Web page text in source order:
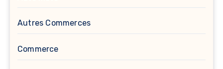
Autres Commerces
Commerce